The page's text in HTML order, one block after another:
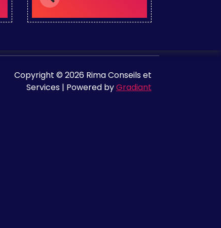
Copyright © 2026 Rima Conseils et
Services | Powered byGradiant